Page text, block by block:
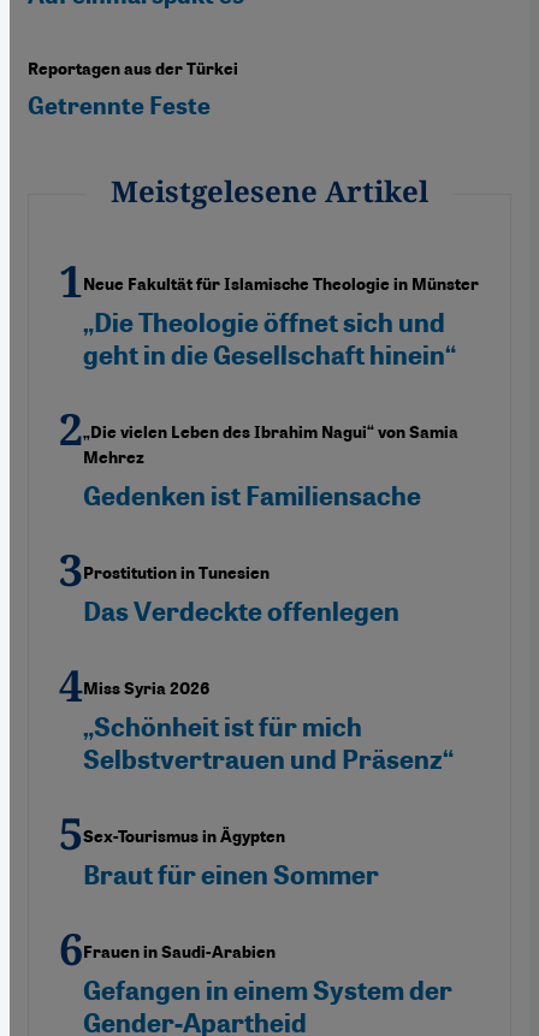
Reportagen aus der Türkei
Getrennte Feste
Meistgelesene Artikel
Neue Fakultät für Islamische Theologie in Münster
„Die Theologie öffnet sich und
geht in die Gesellschaft hinein“
„Die vielen Leben des Ibrahim Nagui“ von Samia
Mehrez
Gedenken ist Familiensache
Prostitution in Tunesien
Das Verdeckte offenlegen
Miss Syria 2026
„Schönheit ist für mich
Selbstvertrauen und Präsenz“
Sex-Tourismus in Ägypten
Braut für einen Sommer
Frauen in Saudi-Arabien
Gefangen in einem System der
Gender-Apartheid